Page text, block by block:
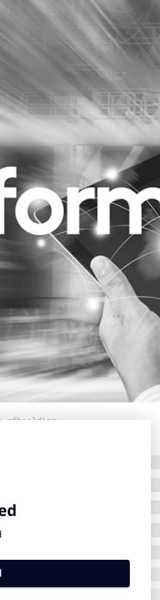
Purpose
Reputatie
afbeelding